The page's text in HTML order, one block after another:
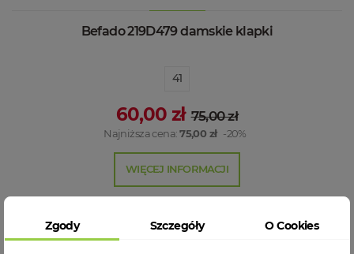
Befado 219D479 damskie klapki
41
60,00 zł75,00 zł
Najniższa cena:75,00 zł -20%
WIĘCEJ INFORMACJI
@
Zgody Szczegóły O Cookies